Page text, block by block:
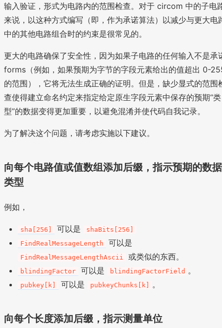
输入验证，形式为电路内的范围检查。对于 circom 中的子电
来说，以这种方式编写（即，作为承诺算法）以减少与更大电
中的其他电路组合时的约束是很常见的。
更大的电路确保了安全性，因为如果子电路的任何输入不是承
forms（例如，如果预期为字节的字段元素给出的值超出 0-
的范围），它将无法生成正确的证明。但是，缺少显式的范围
查使得建立命名约定来指定给定原生字段元素中保存的预期“类
型”的数据变得更加重要，以避免混淆并使代码自我记录。
为了解决这个问题，请考虑实施以下建议。
向每个电路值或值数组添加后缀，指示预期的数据
类型
例如，
sha[256] 可以是
shaBits[256]
FindRealMessageLength
可以是
FindRealMessageLengthAscii 或类似的东西。
blindingFactor 可以是 blindingFactorField 。
pubkey[k] 可以是 pubkeyChunks[k] 。
向每个长度添加后缀，指示测量单位